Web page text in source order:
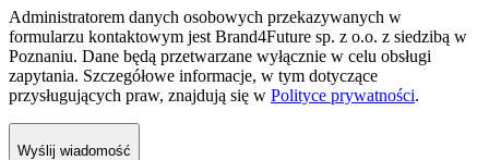
Administratorem danych osobowych przekazywanych w
formularzu kontaktowym jest Brand4Future sp. z o.o. z siedzibą w
Poznaniu. Dane będą przetwarzane wyłącznie w celu obsługi
zapytania. Szczegółowe informacje, w tym dotyczące
przysługujących praw, znajdują się w Polityce prywatności.
Wyślij wiadomość